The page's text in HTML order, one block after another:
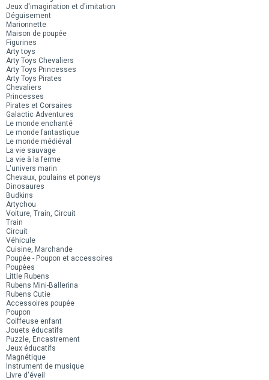
Jeux d'imagination et d'imitation
Déguisement
Marionnette
Maison de poupée
Figurines
Arty toys
Arty Toys Chevaliers
Arty Toys Princesses
Arty Toys Pirates
Chevaliers
Princesses
Pirates et Corsaires
Galactic Adventures
Le monde enchanté
Le monde fantastique
Le monde médiéval
La vie sauvage
La vie à la ferme
L'univers marin
Chevaux, poulains et poneys
Dinosaures
Budkins
Artychou
Voiture, Train, Circuit
Train
Circuit
Véhicule
Cuisine, Marchande
Poupée - Poupon et accessoires
Poupées
Little Rubens
Rubens Mini-Ballerina
Rubens Cutie
Accessoires poupée
Poupon
Coiffeuse enfant
Jouets éducatifs
Puzzle, Encastrement
Jeux éducatifs
Magnétique
Instrument de musique
Livre d'éveil